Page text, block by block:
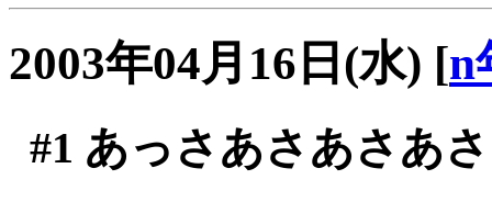
2003年04月16日(水) [n
#1 あっさあさあさあ